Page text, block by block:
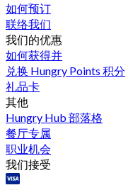
如何预订
联络我们
我们的优惠
如何获得并
兑换 Hungry Points 积分
礼品卡
其他
Hungry Hub 部落格
餐厅专属
职业机会
我们接受